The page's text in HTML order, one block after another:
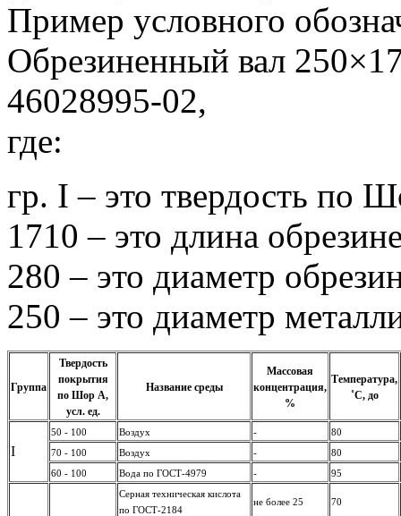
Пример условного
Обрезиненный вал
46028995-02,
где:
гр. I – это твердость по
1710 – это длина
280 – это диаметр
250 – это диаметр
Группа
Твердость
покрытия
по Шор А,
усл. ед.
Название среды
Массовая
концентрация,
%
Температура,
˚С, до
I
50 - 100 Воздух -
80
70 - 100
Воздух -
80
60 - 100
Вода по ГОСТ-4979 - 95
Серная техническая кислота
по ГОСТ-2184
не более 25 70